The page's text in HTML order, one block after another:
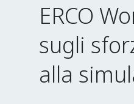
ERCO
sugli
alla